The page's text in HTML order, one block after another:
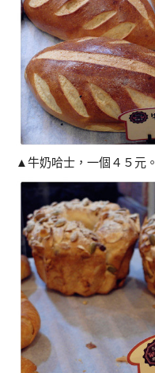
▲牛奶哈士，一個４５元。